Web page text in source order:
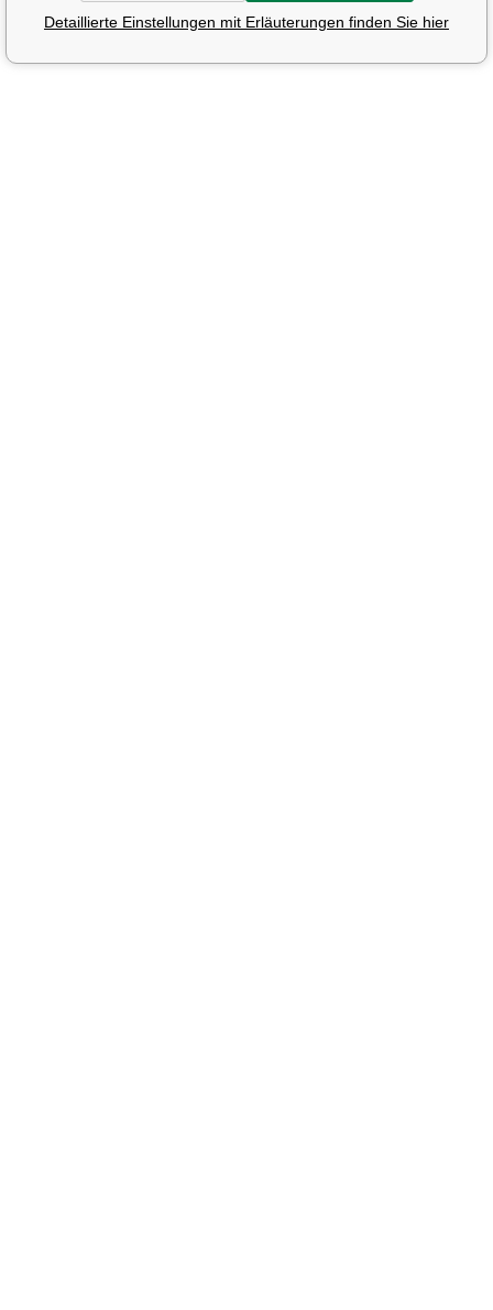
Detaillierte Einstellungen mit Erläuterungen finden Sie hier